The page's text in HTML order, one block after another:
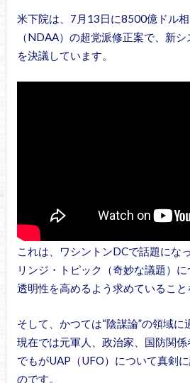
米下院は、7月13日に8500億ドル
（NDAA）の超党派修正案で、新
を決議しています。
これは、ワシントンDCで話題にな
リンジ・トピック（奇妙な議題）に
透明性を高めるよう求めていること
そして、かつては“陰謀論”の領域に
現在では元軍人、政治家、国防関
でもがUAP（UFO）について真剣
のです。